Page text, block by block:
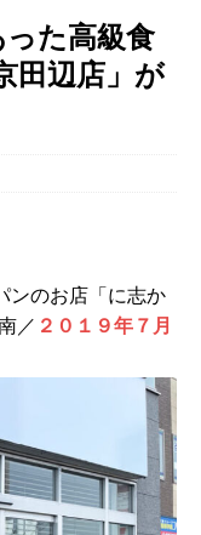
た高級食
田辺店」が
ンのお店「に志か
／ ２０１９年７月